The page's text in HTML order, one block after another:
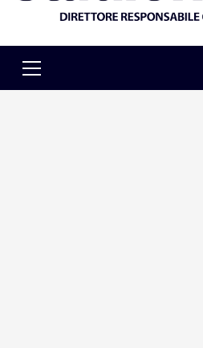
Menu